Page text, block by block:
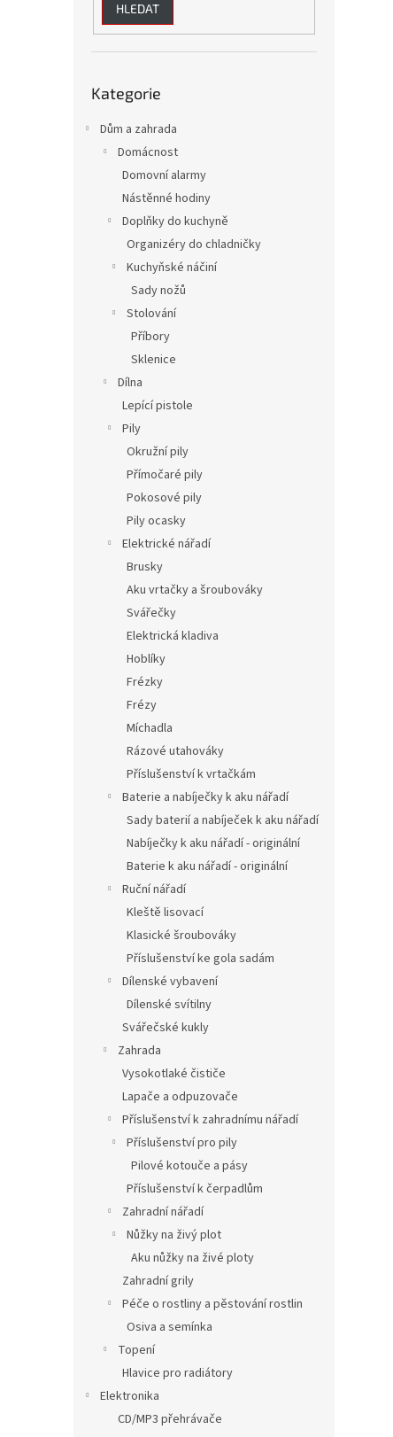
HLEDAT
kategorie
Kategorie
Dům a zahrada
Domácnost
Domovní alarmy
Nástěnné hodiny
Doplňky do kuchyně
Organizéry do chladničky
Kuchyňské náčiní
Sady nožů
Stolování
Příbory
Sklenice
Dílna
Lepící pistole
Pily
Okružní pily
Přímočaré pily
Pokosové pily
Pily ocasky
Elektrické nářadí
Brusky
Aku vrtačky a šroubováky
Svářečky
Elektrická kladiva
Hoblíky
Frézky
Frézy
Míchadla
Rázové utahováky
Příslušenství k vrtačkám
Baterie a nabíječky k aku nářadí
Sady baterií a nabíječek k aku nářadí
Nabíječky k aku nářadí - originální
Baterie k aku nářadí - originální
Ruční nářadí
Kleště lisovací
Klasické šroubováky
Příslušenství ke gola sadám
Dílenské vybavení
Dílenské svítilny
Svářečské kukly
Zahrada
Vysokotlaké čističe
Lapače a odpuzovače
Příslušenství k zahradnímu nářadí
Příslušenství pro pily
Pilové kotouče a pásy
Příslušenství k čerpadlům
Zahradní nářadí
Nůžky na živý plot
Aku nůžky na živé ploty
Zahradní grily
Péče o rostliny a pěstování rostlin
Osiva a semínka
Topení
Hlavice pro radiátory
Elektronika
CD/MP3 přehrávače